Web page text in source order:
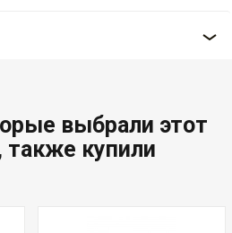
выбрали этот
также купили